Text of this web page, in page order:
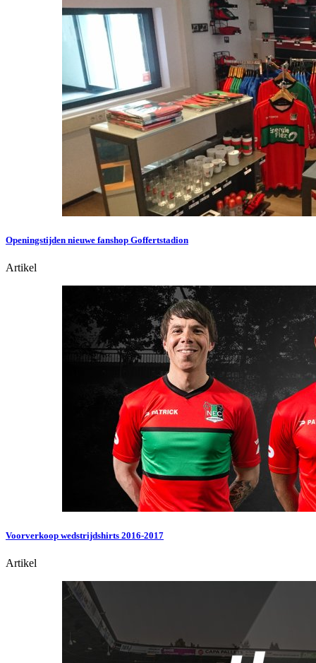
Openingstijden nieuwe fanshop Goffertstadion
Artikel
Voorverkoop wedstrijdshirts 2016-2017
Artikel